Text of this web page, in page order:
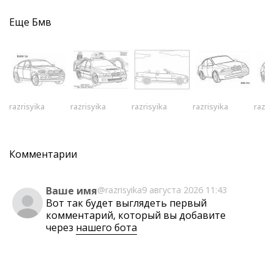
Еще Бмв
razrisyika razrisyika razrisyika razrisyika
Комментарии
Ваше имя@razrisyika9 августа 2026 11:43
Вот так будет выглядеть первый
комментарий, который вы добавите
через нашего бота